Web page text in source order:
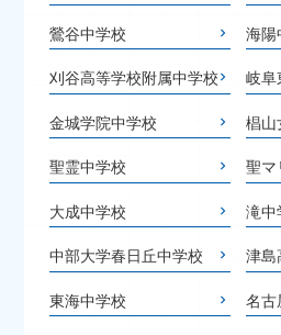
鶯谷中学校 海陽
刈谷高等学校附属中学校 岐阜
金城学院中学校 椙山
聖霊中学校 聖マ
大成中学校 滝中
中部大学春日丘中学校 津島
東海中学校 名古